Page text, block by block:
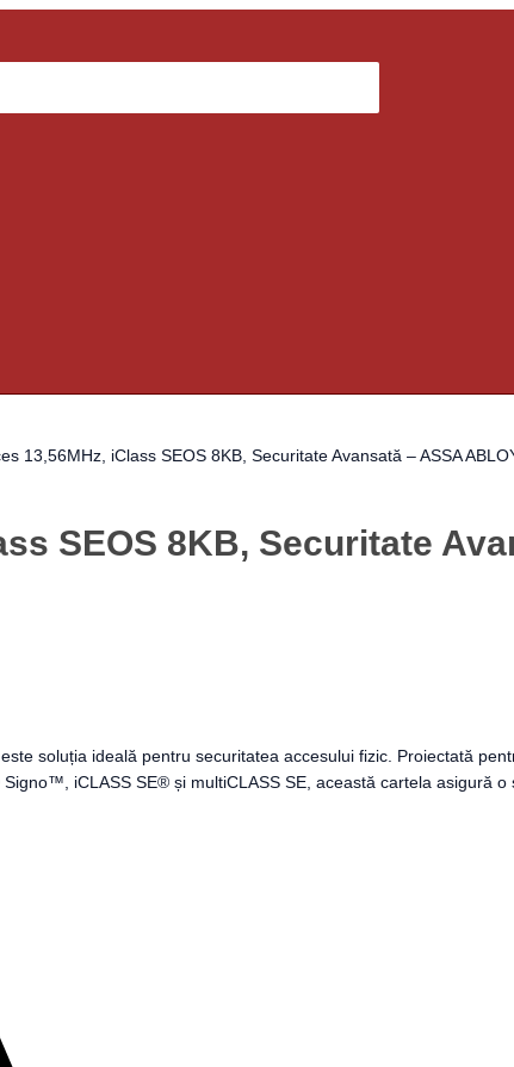
13,56MHz, iClass SEOS 8KB, Securitate Avansată – ASSA
SEOS 8KB, Securitate
soluția ideală pentru securitatea accesului fizic. Proiectată
iCLASS SE® și multiCLASS SE, această cartela asigură